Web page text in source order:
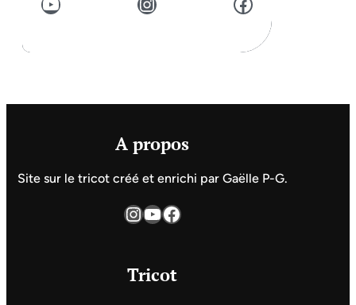
A propos
Site sur le tricot créé et enrichi par Gaëlle P-G.
InstagramYouTube Facebook
Tricot